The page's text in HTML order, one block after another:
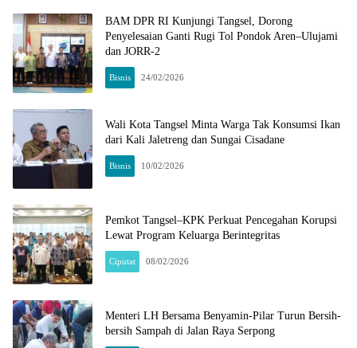
BAM DPR RI Kunjungi Tangsel, Dorong
Penyelesaian Ganti Rugi Tol Pondok Aren–Ulujami
dan JORR-2
Bisnis 24/02/2026
Wali Kota Tangsel Minta Warga Tak Konsumsi Ikan
dari Kali Jaletreng dan Sungai Cisadane
Bisnis 10/02/2026
Pemkot Tangsel–KPK Perkuat Pencegahan Korupsi
Lewat Program Keluarga Berintegritas
Ciputat 08/02/2026
Menteri LH Bersama Benyamin-Pilar Turun Bersih-
bersih Sampah di Jalan Raya Serpong